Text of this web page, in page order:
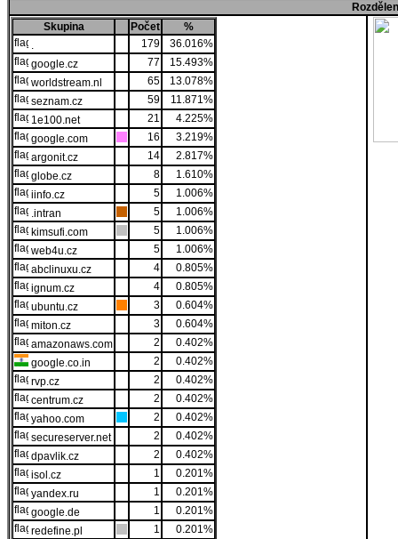
Skupina
Počet
%
.
179
36.016%
google.cz
77
15.493%
worldstream.nl
65
13.078%
seznam.cz
59
11.871%
1e100.net
21
4.225%
google.com
16
3.219%
argonit.cz
14
2.817%
globe.cz
8
1.610%
iinfo.cz
5
1.006%
.intran
5
1.006%
kimsufi.com
5
1.006%
web4u.cz
5
1.006%
abclinuxu.cz
4
0.805%
ignum.cz
4
0.805%
ubuntu.cz
3
0.604%
miton.cz
3
0.604%
amazonaws.com
2
0.402%
google.co.in
2
0.402%
rvp.cz
2
0.402%
centrum.cz
2
0.402%
yahoo.com
2
0.402%
secureserver.net
2
0.402%
dpavlik.cz
2
0.402%
isol.cz
1
0.201%
yandex.ru
1
0.201%
google.de
1
0.201%
redefine.pl
1
0.201%